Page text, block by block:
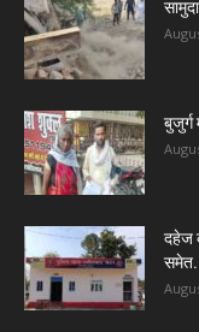
बुजुर्ग
दहेज